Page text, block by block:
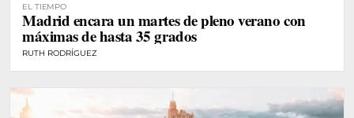
EL TIEMPO
Madrid encara un martes de pleno verano con
máximas de hasta 35 grados
RUTH RODRÍGUEZ